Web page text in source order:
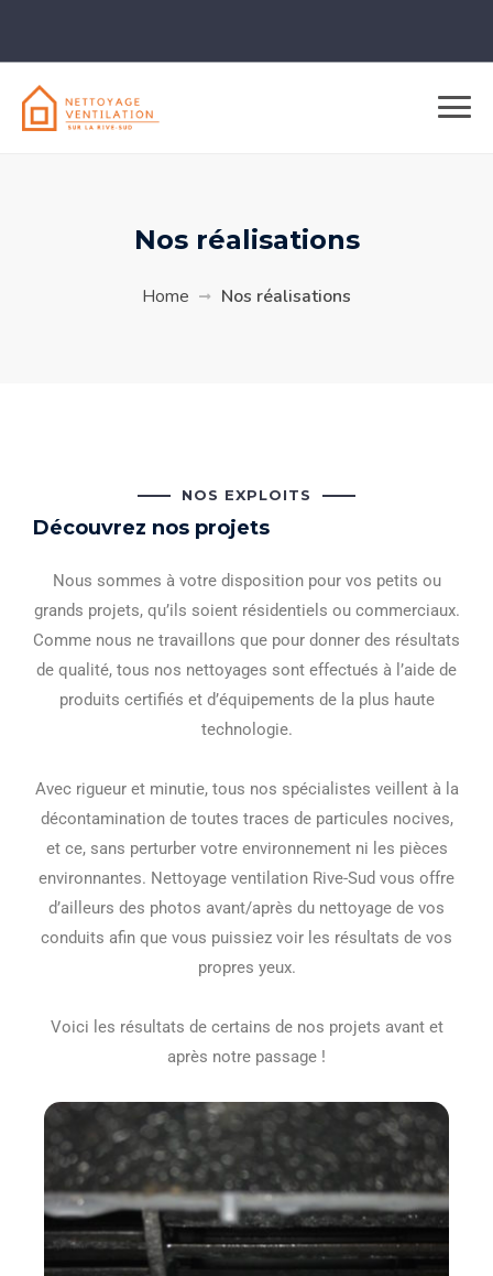
Nos réalisations
Home Nos réalisations
NOS EXPLOITS
Découvrez nos projets
Nous sommes à votre disposition pour vos petits ou
grands projets, qu’ils soient résidentiels ou commerciaux.
Comme nous ne travaillons que pour donner des résultats
de qualité, tous nos nettoyages sont effectués à l’aide de
produits certifiés et d’équipements de la plus haute
technologie.
Avec rigueur et minutie, tous nos spécialistes veillent à la
décontamination de toutes traces de particules nocives,
et ce, sans perturber votre environnement ni les pièces
environnantes. Nettoyage ventilation Rive-Sud vous offre
d’ailleurs des photos avant/après du nettoyage de vos
conduits afin que vous puissiez voir les résultats de vos
propres yeux.
Voici les résultats de certains de nos projets avant et
après notre passage !